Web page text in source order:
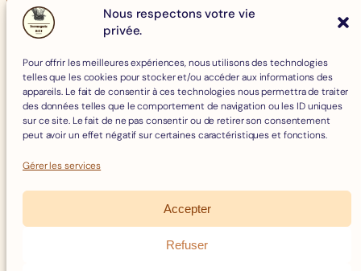
Nous respectons votre vie
privée.
Pour offrir les meilleures expériences, nous utilisons des technologies
telles que les cookies pour stocker et/ou accéder aux informations des
appareils. Le fait de consentir à ces technologies nous permettra de traiter
des données telles que le comportement de navigation ou les ID uniques
sur ce site. Le fait de ne pas consentir ou de retirer son consentement
peut avoir un effet négatif sur certaines caractéristiques et fonctions.
Gérer les services
Accepter
Refuser
09 82 23 41 60
Fromages
Boissons
Charcuterie
Épicerie Fine
Crèmerie
Mentions Légales